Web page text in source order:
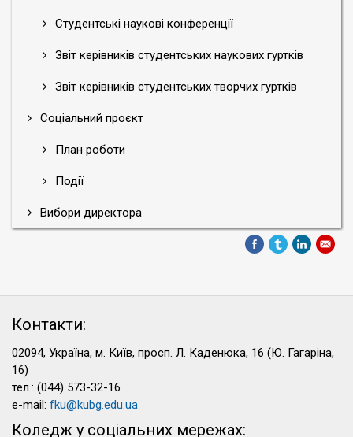
Студентські наукові конференції
Звіт керівників студентських наукових гуртків
Звіт керівників студентських творчих гуртків
Соціальний проєкт
План роботи
Події
Вибори директора
Контакти:
02094, Україна, м. Київ, просп. Л. Каденюка, 16 (Ю. Гагаріна,
16)
тел.: (044) 573-32-16
e-mail: fku@kubg.edu.ua
Коледж у соціальних мережах: